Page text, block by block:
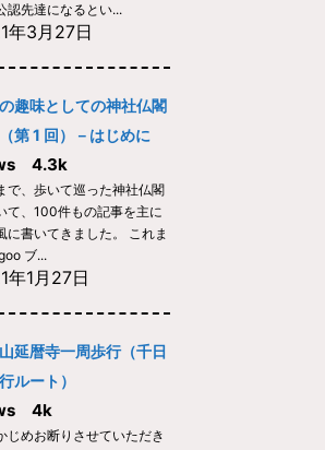
認先達になるとい...
年3月27日
趣味としての神社仏閣
第 1 回）－はじめに
4.3k
で、歩いて巡った神社仏閣
て、100件もの記事を主に
に書いてきました。 これま
ブ...
年1月27日
延暦寺一周歩行（千日
ルート）
4k
じめお断りさせていただき